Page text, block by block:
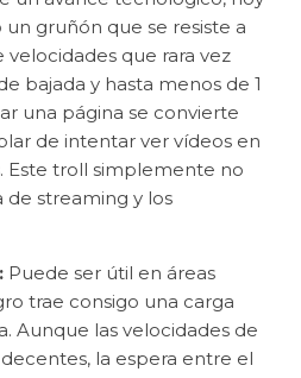
gruñón que se resiste a
velocidades que rara vez
bajada y hasta menos de 1
una página se convierte
de intentar ver vídeos en
Este troll simplemente no
de streaming y los
Puede ser útil en áreas
trae consigo una carga
Aunque las velocidades de
la espera entre el